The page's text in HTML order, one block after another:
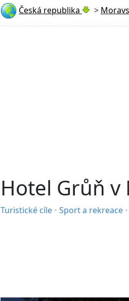
Česká republika >
Hotel Grůň v
Turistické cíle • Sport a rekreace •